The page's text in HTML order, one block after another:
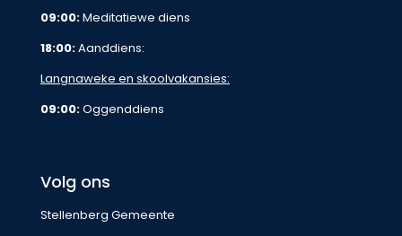
09:00:Meditatiewe diens
18:00:Aanddiens:
Langnaweke en skoolvakansies:
09:00:Oggenddiens
Volg ons
Stellenberg Gemeente